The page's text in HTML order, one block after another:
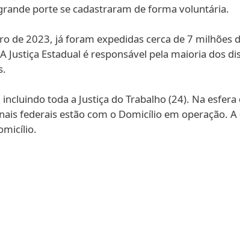
porte se cadastraram de forma voluntária.
2023, já foram expedidas cerca de 7 milhões
Estadual é responsável pela maioria dos
toda a Justiça do Trabalho (24). Na
federais estão com o Domicílio em operação.